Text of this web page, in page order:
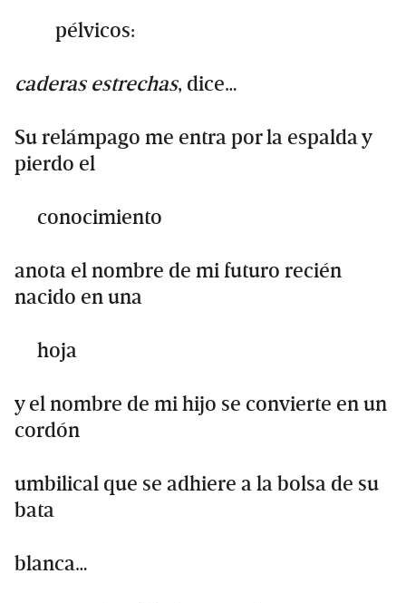
pélvicos:
caderas estrechas, dice…
Su relámpago me entra por la espalda y
pierdo el
conocimiento
anota el nombre de mi futuro recién
nacido en una
hoja
y el nombre de mi hijo se convierte en un
cordón
umbilical que se adhiere a la bolsa de su
bata
blanca…